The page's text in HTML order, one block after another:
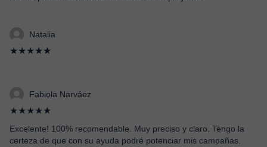
Natalia
★★★★★
Fabiola Narváez
★★★★★
Excelente! 100% recomendable. Muy preciso y claro. Tengo la
certeza de que con su ayuda podré potenciar mis campañas.